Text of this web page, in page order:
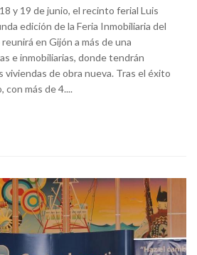
y 19 de junio, el recinto ferial Luis
edición de la Feria Inmobiliaria del
en Gijón a más de una
e inmobiliarias, donde tendrán
viviendas de obra nueva. Tras el éxito
con más de 4....